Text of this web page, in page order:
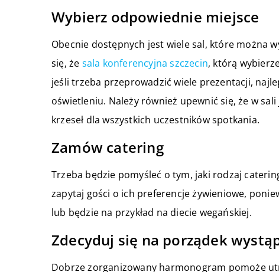
Wybierz odpowiednie miejsce
Obecnie dostępnych jest wiele sal, które można
się, że sala konferencyjna szczecin, którą
jeśli trzeba przeprowadzić wiele prezentacji,
oświetleniu. Należy również upewnić się, że w
krzeseł dla wszystkich uczestników spotkania.
Zamów catering
Trzeba będzie pomyśleć o tym, jaki rodzaj
zapytaj gości o ich preferencje żywieniowe,
lub będzie na przykład na diecie wegańskiej.
Zdecyduj się na porządek
Dobrze zorganizowany harmonogram pomoże